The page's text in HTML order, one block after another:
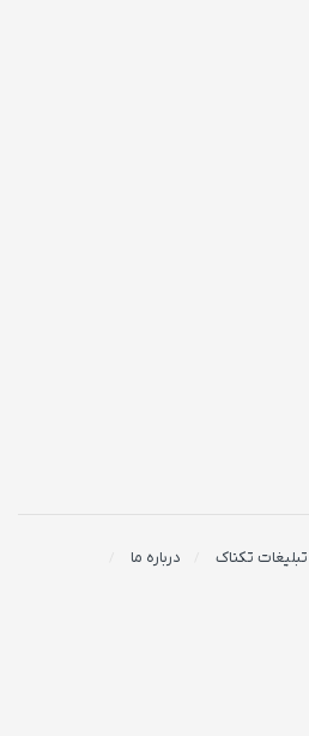
تبلیغات تکناک
درباره ما